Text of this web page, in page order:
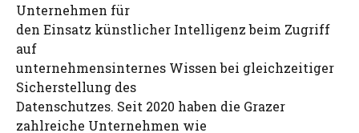
Unternehmen für
den Einsatz künstlicher Intelligenz beim Zugriff
auf
unternehmensinternes Wissen bei gleichzeitiger
Sicherstellung des
Datenschutzes. Seit 2020 haben die Grazer
zahlreiche Unternehmen wie